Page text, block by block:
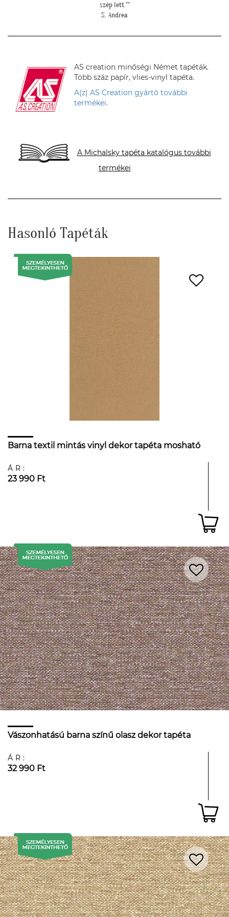
lett az eredmény!""
N. Brigitta
AS creation minőségi Német tapéták.
Több száz papír, vlies-vinyl tapéta.
A(z) AS Creation gyártó további
termékei.
A Michalsky tapéta katalógus további
termékei
Hasonló Tapéták
Barna textil mintás vinyl dekor tapéta mosható
ÁR:
23 990 Ft
Vászonhatású barna színű olasz dekor tapéta
ÁR:
32 990 Ft